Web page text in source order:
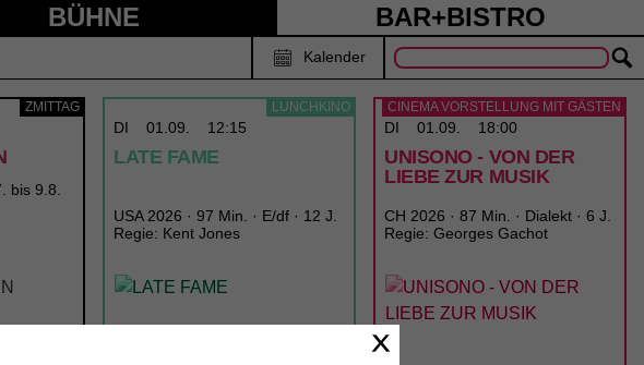
BÜHNE BAR+BISTRO
Kalender
ZMITTAG
bis 9.8.
LUNCHKINO
DI 01.09. 12:15
LATE FAME
USA 2026 · 97 Min. · E/df · 12 J.
Regie: Kent Jones
CINEMA VORSTELLUNG MIT GÄSTEN
DI 01.09. 18:00
UNISONO - VON DER
LIEBE ZUR MUSIK
CH 2026 · 87 Min. · Dialekt · 6 J.
Regie: Georges Gachot